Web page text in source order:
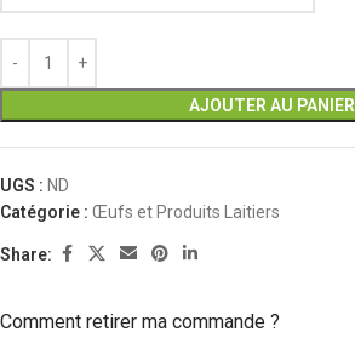
AJOUTER AU PANIER
UGS : ND
Catégorie : Œufs et Produits Laitiers
Share:
Comment retirer ma commande ?